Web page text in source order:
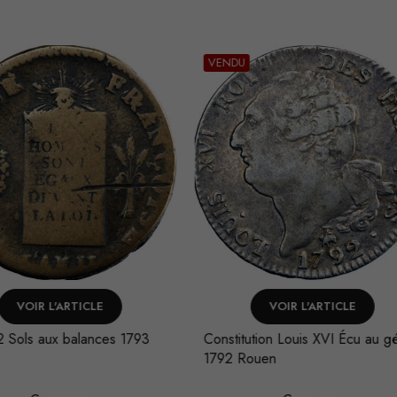
VOIR L'ARTICLE
Louis XVI Écu au génie
VENDU
VOIR L'ARTICLE
Constitution Louis XVI 30 sols
FRANÇOIS au génie 1792